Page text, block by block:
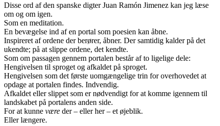
Disse ord af den spanske digter Juan Ramón Jimenez kan jeg læse
om og om igen.
Som en meditation.
En bevægelse ind af en portal som poesien kan åbne.
Inspireret af ordene der berører, åbner. Der samtidig kalder på det
ukendte; på at slippe ordene, det kendte.
Som om passagen gennem portalen består af to ligelige dele:
Hengivelsen til sproget og afkaldet på sproget.
Hengivelsen som det første uomgængelige trin for overhovedet at
opdage at portalen findes. Indvendig.
Afkaldet eller slippet som er nødvendigt for at komme igennem til
landskabet på portalens anden side.
For at kunne være der – eller her – et øjeblik.
Eller længere.